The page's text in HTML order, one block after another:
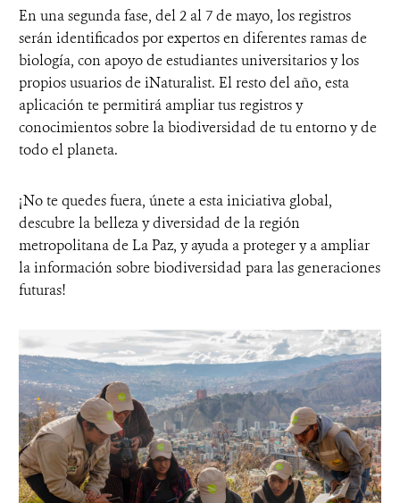
En una segunda fase, del 2 al 7 de mayo, los registros
serán identificados por expertos en diferentes ramas de
biología, con apoyo de estudiantes universitarios y los
propios usuarios de iNaturalist. El resto del año, esta
aplicación te permitirá ampliar tus registros y
conocimientos sobre la biodiversidad de tu entorno y de
todo el planeta.
¡No te quedes fuera, únete a esta iniciativa global,
descubre la belleza y diversidad de la región
metropolitana de La Paz, y ayuda a proteger y a ampliar
la información sobre biodiversidad para las generaciones
futuras!